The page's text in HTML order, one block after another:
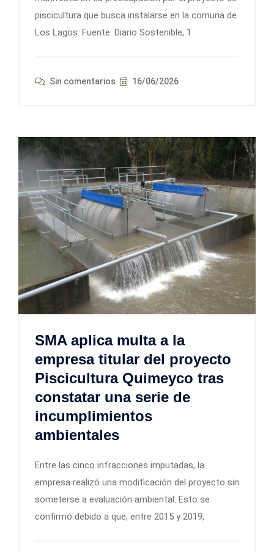
piscicultura que busca instalarse en la comuna de
Los Lagos. Fuente: Diario Sostenible, 1
Sin comentarios 16/06/2026
SMA aplica multa a la
empresa titular del proyecto
Piscicultura Quimeyco tras
constatar una serie de
incumplimientos
ambientales
Entre las cinco infracciones imputadas, la
empresa realizó una modificación del proyecto sin
someterse a evaluación ambiental. Esto se
confirmó debido a que, entre 2015 y 2019,